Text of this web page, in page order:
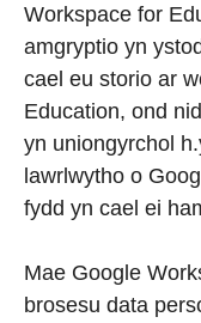
Workspace for
amgryptio yn
cael eu storio ar
Education, ond
yn uniongyrchol
lawrlwytho o
fydd yn cael ei
Mae Google
brosesu data